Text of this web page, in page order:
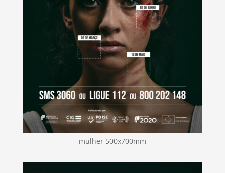
mulher 500x700mm